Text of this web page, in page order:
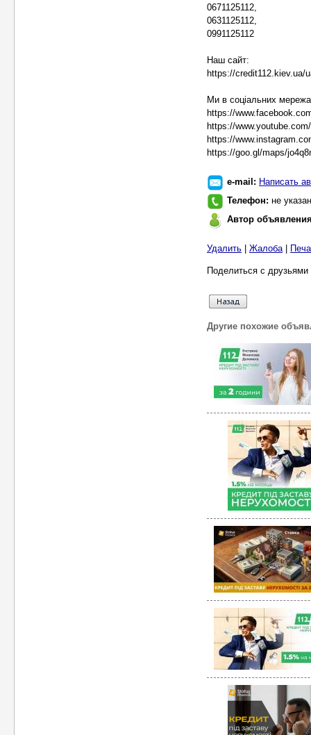
0671125112,
0631125112,
0991125112
Наш сайт:
https://credit112.kiev.ua/
Ми в соціальних
https://
https://
https://
https://goo.gl/maps/
e-mail: Написать
Телефон: не указан
Автор
Удалить Жалоба|
Поделиться с
Другие похожие